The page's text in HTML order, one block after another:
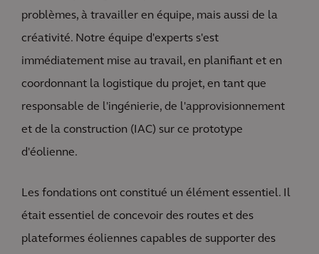
problèmes, à travailler en équipe, mais aussi de la
créativité. Notre équipe d'experts s'est
immédiatement mise au travail, en planifiant et en
coordonnant la logistique du projet, en tant que
responsable de l'ingénierie, de l'approvisionnement
et de la construction (IAC) sur ce prototype
d'éolienne.
Les fondations ont constitué un élément essentiel. Il
était essentiel de concevoir des routes et des
plateformes éoliennes capables de supporter des